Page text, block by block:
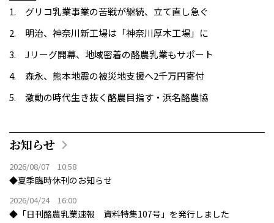
グリコ乳業事業の苦戦が継続、立て直し急ぐ
明治、神奈川新工場は「神奈川厚木工場」に
Jリーグ開幕、地域密着の酪農乳業もサポート
森永、熊本地震の被災地支援へ2千万円寄付
激動の時代生き抜く酪農目指す・浜名酪農協
お知らせ
2026/08/07 10:58
◆夏季臨時休刊のお知らせ
2026/04/24 16:00
◆「日刊酪農乳業速報 資料特集107号」を発行しました